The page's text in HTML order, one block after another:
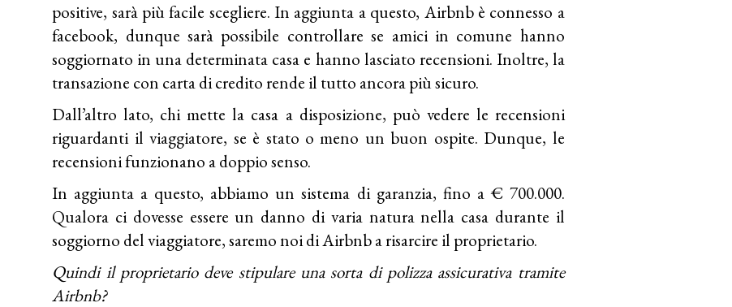
positive, sarà più facile scegliere. In aggiunta a questo, Airbnb è connesso a
facebook, dunque sarà possibile controllare se amici in comune hanno
soggiornato in una determinata casa e hanno lasciato recensioni. Inoltre, la
transazione con carta di credito rende il tutto ancora più sicuro.
Dall’altro lato, chi mette la casa a disposizione, può vedere le recensioni
riguardanti il viaggiatore, se è stato o meno un buon ospite. Dunque, le
recensioni funzionano a doppio senso.
In aggiunta a questo, abbiamo un sistema di garanzia, fino a € 700.000.
Qualora ci dovesse essere un danno di varia natura nella casa durante il
soggiorno del viaggiatore, saremo noi di Airbnb a risarcire il proprietario.
Quindi il proprietario deve stipulare una sorta di polizza assicurativa tramite
Airbnb?